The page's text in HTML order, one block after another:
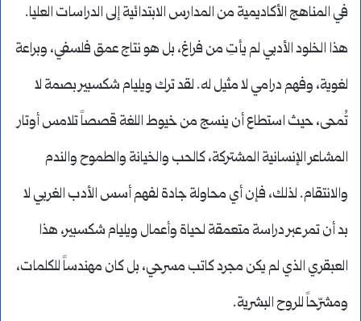
في المناهج الأكاديمية من المدارس الابتدائية إلى الدراسات العليا.
هذا الخلود الأدبي لم يأتِ من فراغ، بل هو نتاج عمق فلسفي، وبراعة
لغوية، وفهم درامي لا مثيل له. لقد ترك ويليام شكسبير بصمة لا
تُمحى، حيث استطاع أن ينسج من خيوط اللغة قصصاً تلامس أوتار
المشاعر الإنسانية المشتركة، كالحب والخيانة والطموح والندم
والانتقام. لذلك، فإن أي محاولة جادة لفهم أسس الأدب الغربي لا
بد أن تمر عبر دراسة متعمقة لحياة وأعمال ويليام شكسبير، هذا
العبقري الذي لم يكن مجرد كاتب مسرحي، بل كان مهندساً للكلمات،
ومشرّحاً للروح البشرية.